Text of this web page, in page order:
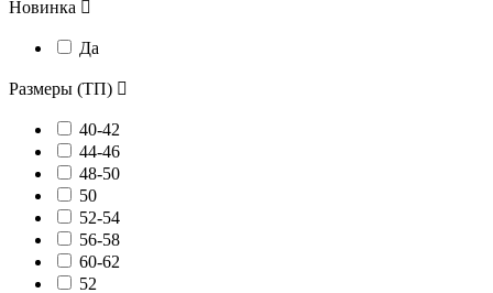
Новинка 
Да
Размеры (ТП) 
40-42
44-46
48-50
50
52-54
56-58
60-62
52